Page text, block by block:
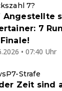
7?
Angestellte
7
• 07:40 Uhr
Strafe
Zeit sind